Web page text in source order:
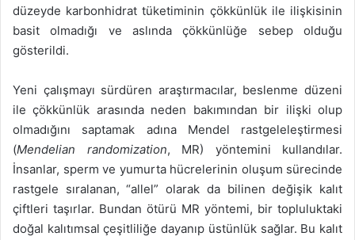
düzeyde karbonhidrat tüketiminin çökkünlük ile ilişkisinin
basit olmadığı ve aslında çökkünlüğe sebep olduğu
gösterildi.
Yeni çalışmayı sürdüren araştırmacılar, beslenme düzeni
ile çökkünlük arasında neden bakımından bir ilişki olup
olmadığını saptamak adına Mendel rastgeleleştirmesi
(Mendelian randomization, MR) yöntemini kullandılar.
İnsanlar, sperm ve yumurta hücrelerinin oluşum sürecinde
rastgele sıralanan, “allel” olarak da bilinen değişik kalıt
çiftleri taşırlar. Bundan ötürü MR yöntemi, bir topluluktaki
doğal kalıtımsal çeşitliliğe dayanıp üstünlük sağlar. Bu kalıt